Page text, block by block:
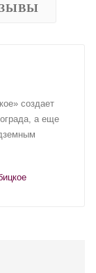
создает
а еще